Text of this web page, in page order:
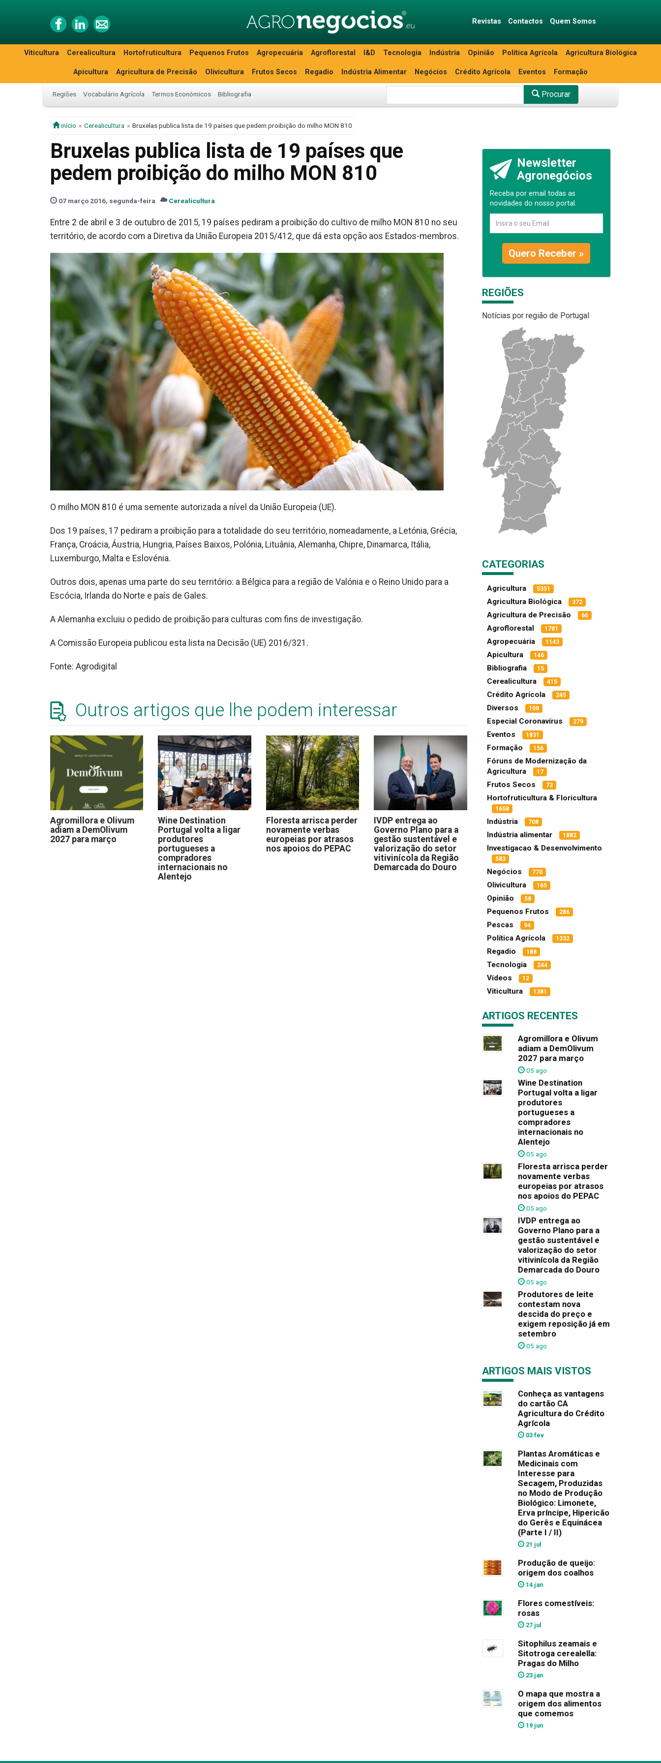
Revistas Contactos Quem Somos
Viticultura Cerealicultura Hortofruticultura Pequenos Frutos Agropecuária Agroflorestal I&D Tecnologia Indústria Opinião Política Agrícola Agricultura Biológica
Apicultura Agricultura de Precisão Olivicultura Frutos Secos Regadio Indústria Alimentar Negócios Crédito Agrícola Eventos Formação
Regiões Vocabulário Agrícola Termos Económicos Bibliografia Procurar
início Cerealicultura Bruxelas publica lista de 19 países que pedem proibição do milho MON 810
Bruxelas publica lista de 19 países que
pedem proibição do milho MON 810
07 março 2016, segunda-feira Cerealicultura
Entre 2 de abril e 3 de outubro de 2015, 19 países pediram a proibição do cultivo de milho MON 810 no seu
território, de acordo com a Diretiva da União Europeia 2015/412, que dá esta opção aos Estados-membros.
O milho MON 810 é uma semente autorizada a nível da União Europeia (UE).
Dos 19 países, 17 pediram a proibição para a totalidade do seu território, nomeadamente, a Letónia, Grécia,
França, Croácia, Áustria, Hungria, Países Baixos, Polónia, Lituânia, Alemanha, Chipre, Dinamarca, Itália,
Luxemburgo, Malta e Eslovénia.
Outros dois, apenas uma parte do seu território: a Bélgica para a região de Valónia e o Reino Unido para a
Escócia, Irlanda do Norte e país de Gales.
A Alemanha excluiu o pedido de proibição para culturas com fins de investigação.
A Comissão Europeia publicou esta lista na Decisão (UE) 2016/321.
Fonte: Agrodigital
Outros artigos que lhe podem interessar
Agromillora e Olivum
adiam a DemOlivum
2027 para março
Wine Destination
Portugal volta a ligar
produtores
portugueses a
compradores
internacionais no
Alentejo
Floresta arrisca perder
novamente verbas
europeias por atrasos
nos apoios do PEPAC
IVDP entrega ao
Governo Plano para a
gestão sustentável e
valorização do setor
vitivinícola da Região
Demarcada do Douro
Newsletter
Agronegócios
Receba por email todas as
novidades do nosso portal.
Quero Receber »
REGIÕES
Notícias por região de Portugal
CATEGORIAS
Agricultura 5351
Agricultura Biológica 372
Agricultura de Precisão 66
Agroflorestal 1781
Agropecuária 1143
Apicultura 146
Bibliografia 15
Cerealicultura 415
Crédito Agrícola 245
Diversos 108
Especial Coronavírus 279
Eventos 1831
Formação 156
Fóruns de Modernização da
Agricultura
17
Frutos Secos 73
Hortofruticultura & Floricultura
1658
Indústria 708
Indústria alimentar 1882
Investigacao & Desenvolvimento
583
Negócios 770
Olivicultura 165
Opinião 58
Pequenos Frutos 286
Pescas 94
Política Agrícola 1332
Regadio 188
Tecnologia 244
Vídeos 12
Viticultura 1381
ARTIGOS RECENTES
Agromillora e Olivum
adiam a DemOlivum
2027 para março
05 ago
Wine Destination
Portugal volta a ligar
produtores
portugueses a
compradores
internacionais no
Alentejo
05 ago
Floresta arrisca perder
novamente verbas
europeias por atrasos
nos apoios do PEPAC
05 ago
IVDP entrega ao
Governo Plano para a
gestão sustentável e
valorização do setor
vitivinícola da Região
Demarcada do Douro
05 ago
Produtores de leite
contestam nova
descida do preço e
exigem reposição já em
setembro
05 ago
ARTIGOS MAIS VISTOS
Conheça as vantagens
do cartão CA
Agricultura do Crédito
Agrícola
03 fev
Plantas Aromáticas e
Medicinais com
Interesse para
Secagem, Produzidas
no Modo de Produção
Biológico: Limonete,
Erva príncipe, Hipericão
do Gerês e Equinácea
(Parte I / II)
21 jul
Produção de queijo:
origem dos coalhos
14 jan
Flores comestíveis:
rosas
27 jul
Sitophilus zeamais e
Sitotroga cerealella:
Pragas do Milho
23 jan
O mapa que mostra a
origem dos alimentos
que comemos
19 jun